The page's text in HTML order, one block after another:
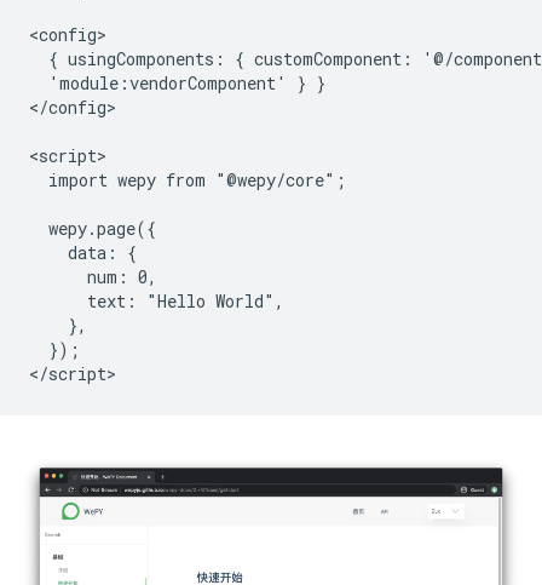
<config>
{ usingComponents: { customComponent: '@/
  'module:vendorComponent' } }
</config>
<script>
  import wepy from "@wepy/core";
  wepy.page({
    data: {
      num: 0,
      text: "Hello World",
    },
  });